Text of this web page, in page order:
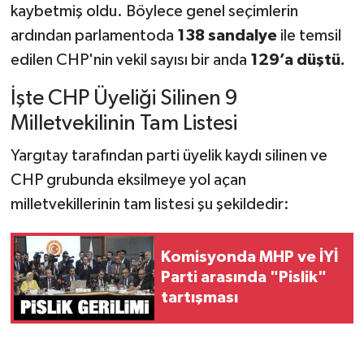
kaybetmiş oldu. Böylece genel seçimlerin
ardından parlamentoda 138 sandalyeile temsil
edilen CHP'nin vekil sayısı bir anda 129’a düştü.
İşte CHP Üyeliği Silinen 9
Milletvekilinin Tam Listesi
Yargıtay tarafından parti üyelik kaydı silinen ve
CHP grubunda eksilmeye yol açan
milletvekillerinin tam listesi şu şekildedir:
Komisyonda MHP ve İYİ
Parti arasında "Pislik"
tartışması